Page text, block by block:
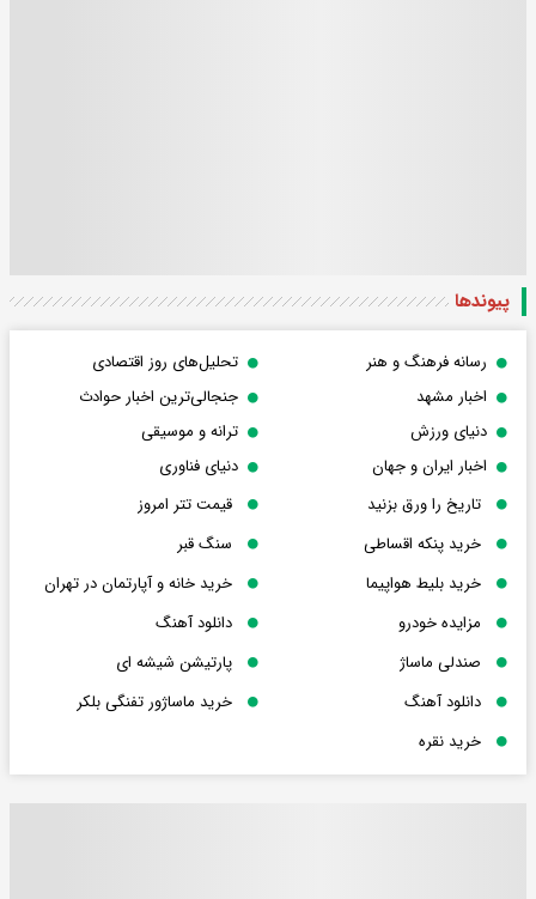
پیوندها
رسانه فرهنگ و هنر
تحلیل‌های روز اقتصادی
اخبار مشهد
جنجالی‌ترین اخبار حوادث
دنیای ورزش
ترانه و موسیقی
اخبار ایران و جهان
دنیای فناوری
تاریخ را ورق بزنید
قیمت تتر امروز
خرید پنکه اقساطی
سنگ قبر
خرید بلیط هواپیما
خرید خانه و آپارتمان در تهران
مزایده خودرو
دانلود آهنگ
صندلی ماساژ
پارتیشن شیشه ای
دانلود آهنگ
خرید ماساژور تفنگی بلکر
خرید نقره